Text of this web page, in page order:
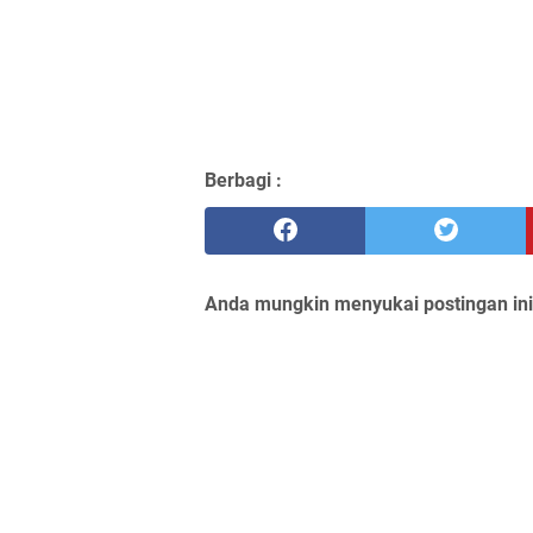
Berbagi :
Anda mungkin menyukai postingan